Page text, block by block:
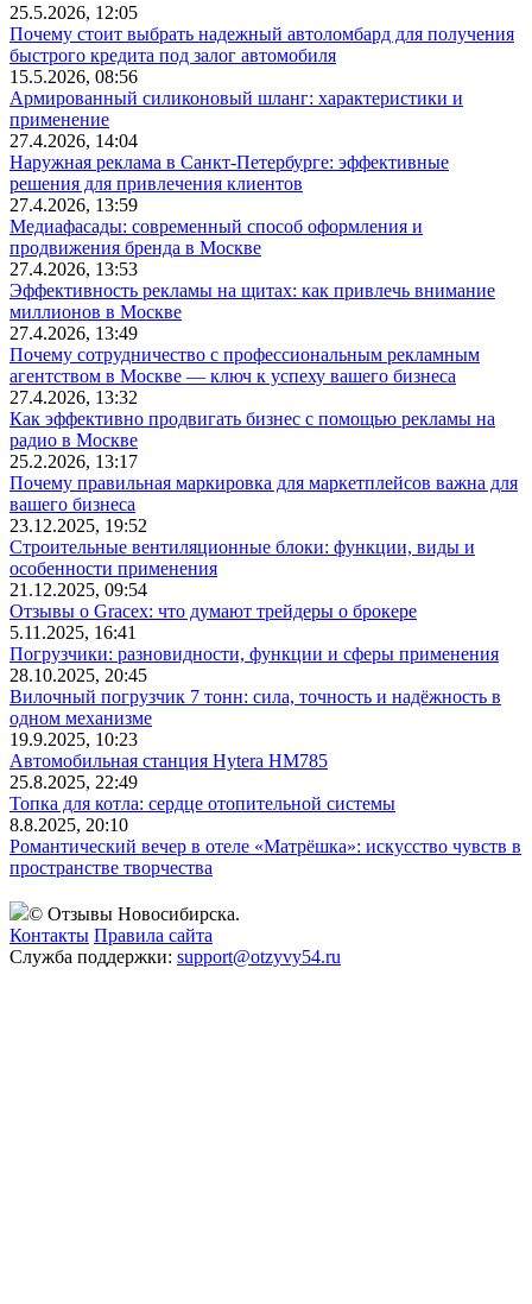
25.5.2026, 12:05
Почему стоит выбрать надежный автоломбард для получения
быстрого кредита под залог автомобиля
15.5.2026, 08:56
Армированный силиконовый шланг: характеристики и
применение
27.4.2026, 14:04
Наружная реклама в Санкт-Петербурге: эффективные
решения для привлечения клиентов
27.4.2026, 13:59
Медиафасады: современный способ оформления и
продвижения бренда в Москве
27.4.2026, 13:53
Эффективность рекламы на щитах: как привлечь внимание
миллионов в Москве
27.4.2026, 13:49
Почему сотрудничество с профессиональным рекламным
агентством в Москве — ключ к успеху вашего бизнеса
27.4.2026, 13:32
Как эффективно продвигать бизнес с помощью рекламы на
радио в Москве
25.2.2026, 13:17
Почему правильная маркировка для маркетплейсов важна для
вашего бизнеса
23.12.2025, 19:52
Строительные вентиляционные блоки: функции, виды и
особенности применения
21.12.2025, 09:54
Отзывы о Gracex: что думают трейдеры о брокере
5.11.2025, 16:41
Погрузчики: разновидности, функции и сферы применения
28.10.2025, 20:45
Вилочный погрузчик 7 тонн: сила, точность и надёжность в
одном механизме
19.9.2025, 10:23
Автомобильная станция Hytera HM785
25.8.2025, 22:49
Топка для котла: сердце отопительной системы
8.8.2025, 20:10
Романтический вечер в отеле «Матрёшка»: искусство чувств в
пространстве творчества
© Отзывы Новосибирска.
Контакты Правила сайта
Служба поддержки: support@otzyvy54.ru